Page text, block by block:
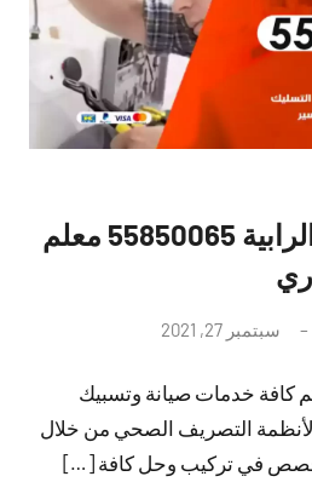
سباك فني صحي الرابية 55850065 معلم
سبتمبر 27, 2021
تعليقات
كافة خدمات صيانة وتسبيك
التصريف الصحي من خلال
في تركيب وحل كافة […]